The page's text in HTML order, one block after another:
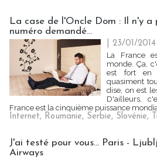
La case de l'Oncle Dom : Il n'y a
numéro demandé…
| 23/01/2014
La France
monde. Ça,
est fort en
quasiment
dise, on est
D'ailleurs,
France est la cinquième puissance
Internet, Roumanie, Serbie, Slovénie,
J'ai testé pour vous... Paris -
Airways